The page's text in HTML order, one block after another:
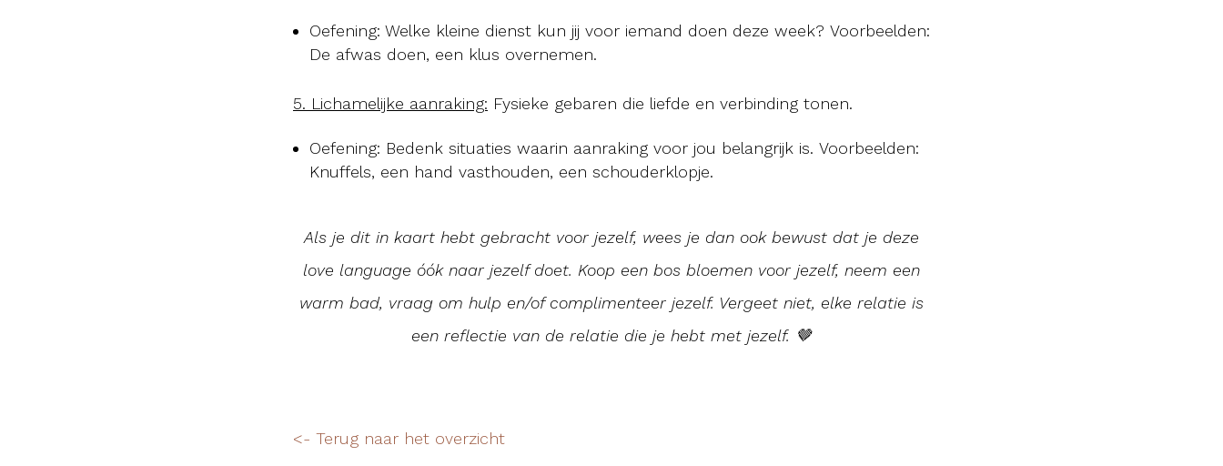
Oefening: Welke kleine dienst kun jij voor iemand doen deze week? Voorbeelden:
De afwas doen, een klus overnemen.
5. Lichamelijke aanraking: Fysieke gebaren die liefde en verbinding tonen.
Oefening: Bedenk situaties waarin aanraking voor jou belangrijk is. Voorbeelden:
Knuffels, een hand vasthouden, een schouderklopje.
Als je dit in kaart hebt gebracht voor jezelf, wees je dan ook bewust dat je deze
love language óók naar jezelf doet. Koop een bos bloemen voor jezelf, neem een
warm bad, vraag om hulp en/of complimenteer jezelf. Vergeet niet, elke relatie is
een reflectie van de relatie die je hebt met jezelf. 🤎
<- Terug naar het overzicht